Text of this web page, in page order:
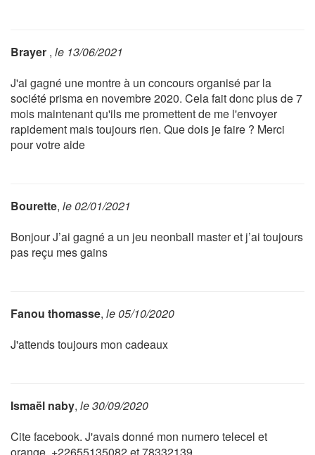
Brayer , le 13/06/2021
J'ai gagné une montre à un concours organisé par la
société prisma en novembre 2020. Cela fait donc plus de 7
mois maintenant qu'ils me promettent de me l'envoyer
rapidement mais toujours rien. Que dois je faire ? Merci
pour votre aide
Bourette, le 02/01/2021
Bonjour J’ai gagné a un jeu neonball master et j’ai toujours
pas reçu mes gains
Fanou thomasse, le 05/10/2020
J'attends toujours mon cadeaux
Ismaël naby, le 30/09/2020
Cite facebook. J'avais donné mon numero telecel et